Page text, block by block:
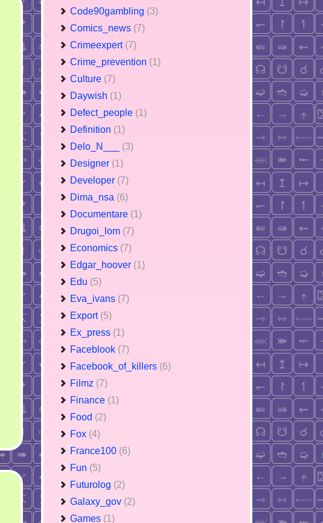
Code90gambling (3)
Comics_news (7)
Crimeexpert (7)
Crime_prevention (1)
Culture (7)
Daywish (1)
Defect_people (1)
Definition (1)
Delo_N___ (3)
Designer (1)
Developer (7)
Dima_nsa (6)
Documentare (1)
Drugoi_lom (7)
Economics (7)
Edgar_hoover (1)
Edu (5)
Eva_ivans (7)
Export (5)
Ex_press (1)
Faceblook (7)
Facebook_of_killers (6)
Filmz (7)
Finance (1)
Food (2)
Fox (4)
France100 (6)
Fun (5)
Futurolog (2)
Galaxy_gov (2)
Games (1)